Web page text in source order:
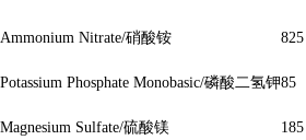
Ammonium Nitrate/硝酸铵 825
Potassium Phosphate Monobasic/磷酸二氢钾85
Magnesium Sulfate/硫酸镁 185